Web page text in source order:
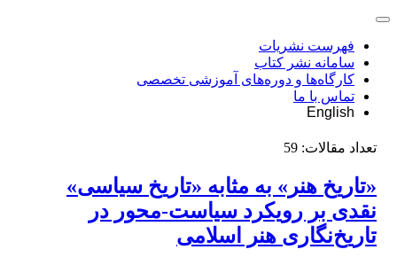
فهرست نشریات
سامانه نشر کتاب
کارگاه‌ها و دوره‌های آموزشی تخصصی
تماس با ما
English
تعداد مقالات: 59
«تاریخ هنر» به مثابه «تاریخ سیاسی»
نقدی بر رویکرد سیاست-محور در
تاریخ‌نگاری هنر اسلامی